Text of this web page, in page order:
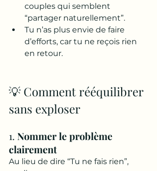
couples qui semblent
“partager naturellement”.
Tu n’as plus envie de faire
d’efforts, car tu ne reçois rien
en retour.
💡 Comment rééquilibrer
sans exploser
1. Nommer le problème
clairement
Au lieu de dire “Tu ne fais rien”,